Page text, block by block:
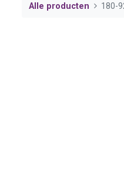
Alle producten 180-